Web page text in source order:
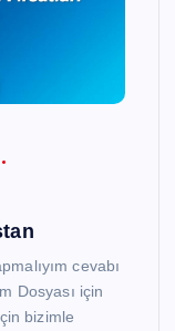
cevabı
Dosyası için
bizimle